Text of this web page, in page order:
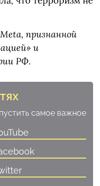
признанной
и
РФ.
самое важное